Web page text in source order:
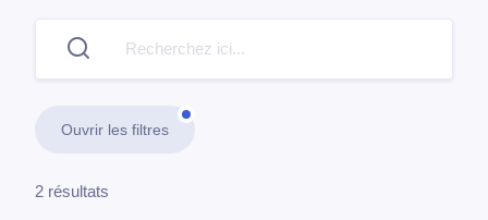
Ouvrir les filtres
2 résultats